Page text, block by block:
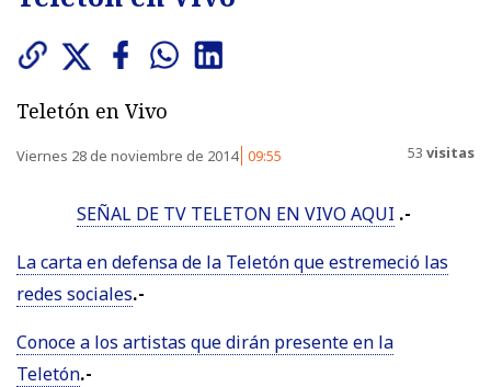
Teletón en Vivo
Viernes 28 de noviembre de 2014 09:55 53 visitas
SEÑAL DE TV TELETON EN VIVO AQUI .-
La carta en defensa de la Teletón que estremeció las
redes sociales.-
Conoce a los artistas que dirán presente en la
Teletón.-